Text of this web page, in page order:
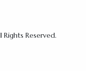
Rights Reserved.